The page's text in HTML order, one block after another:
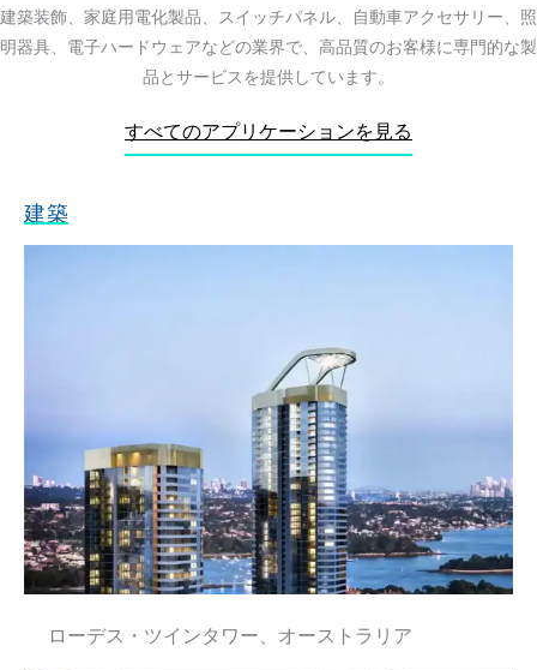
建築装飾、家庭用電化製品、スイッチパネル、自動車アクセサリー、照
明器具、電子ハードウェアなどの業界で、高品質のお客様に専門的な製
品とサービスを提供しています。
すべてのアプリケーションを見る
建築
ローデス・ツインタワー、オーストラリア